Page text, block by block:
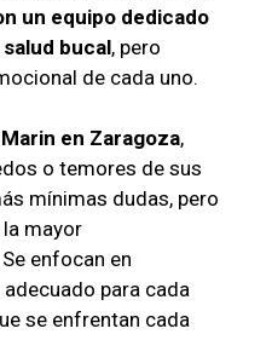
un equipo dedicado
bucal, pero
de cada uno.
en Zaragoza,
o temores de sus
mínimas dudas, pero
mayor
enfocan en
para cada
se enfrentan cada